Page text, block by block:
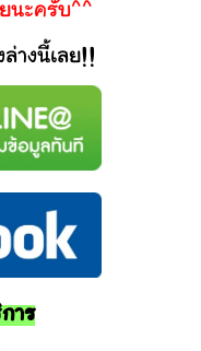
นะครับ^^
างนี้เลย!!
าร